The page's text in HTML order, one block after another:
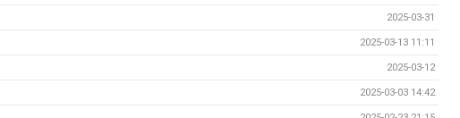
2025-03-31
2025-03-13 11:11
2025-03-12
2025-03-03 14:42